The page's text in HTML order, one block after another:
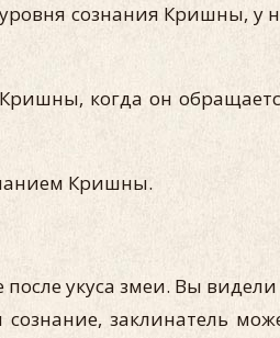
сознания Кришны, у
когда он
Кришны.
укуса змеи. Вы видели
заклинатель